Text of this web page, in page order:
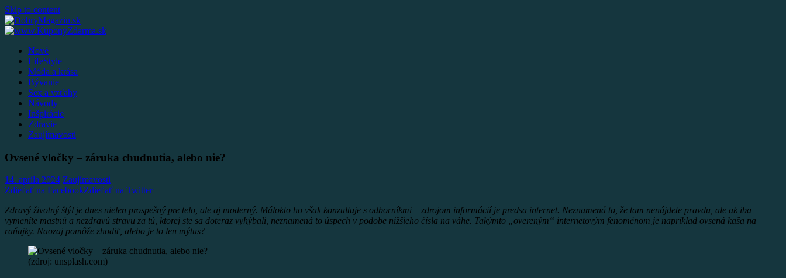
Skip to content
Nové
LifeStyle
Móda a krása
Bývanie
Sex a vzťahy
Návody
Inšpirácie
Zdravie
Zaujímavosti
Ovsené vločky – záruka chudnutia, alebo nie?
14. apríla 2024 Zaujímavosti
Zdieľať na FacebookZdieľať na Twitter
Zdravý životný štýl je dnes nielen prospešný pre telo, ale aj moderný. Málokto ho však konzultuje s odborníkmi – zdrojom informácií je predsa internet. Neznamená to, že tam nenájdete pravdu, ale ak iba
vymeníte mastnú a nezdravú stravu za tú, ktorej ste sa doteraz vyhýbali, neznamená to úspech v podobe nižšieho čísla na váhe. Takýmto „overeným“ internetovým fenoménom je napríklad ovsená kaša na
raňajky. Naozaj pomôže zhodiť, alebo je to len mýtus?
(zdroj: unsplash.com)